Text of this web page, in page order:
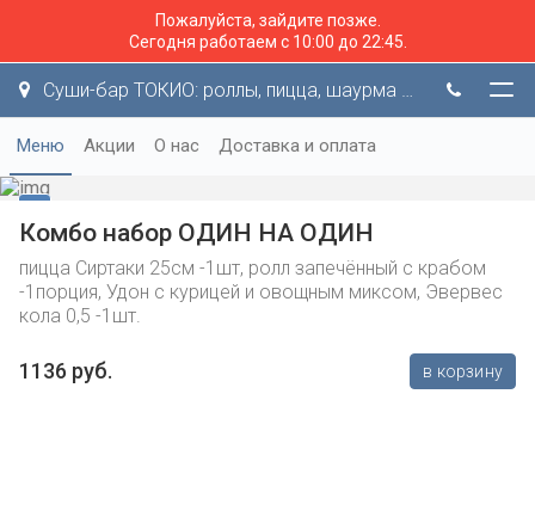
Пожалуйста, зайдите позже.
Сегодня работаем с 10:00 до 22:45.
Суши-бар ТОКИО: роллы, пицца, шаурма и не только!
Меню Акции О нас Доставка и оплата
Комбо набор ОДИН НА ОДИН
пицца Сиртаки 25см -1шт, ролл запечённый с крабом
-1порция, Удон с курицей и овощным миксом, Эвервес
кола 0,5 -1шт.
1136 руб. в корзину